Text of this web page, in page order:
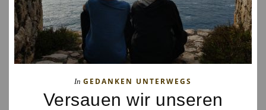
In GEDANKEN UNTERWEGS
Versauen wir unseren